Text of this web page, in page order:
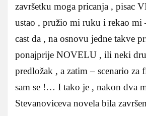
završetku moga pricanja , pisac
ustao , pružio mi ruku i rekao mi
cast da , na osnovu jedne takve
ponajprije NOVELU , ili neki
predložak , a zatim – scenario
sam se !… I tako je , nakon dva
Stevanoviceva novela bila